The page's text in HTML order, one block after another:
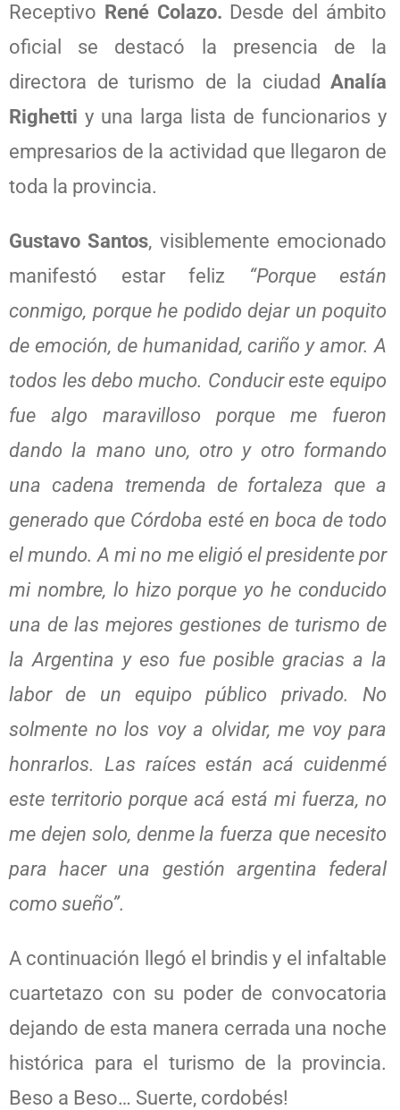
Receptivo René Colazo. Desde del ámbito
oficial se destacó la presencia de la
directora de turismo de la ciudad Analía
Righetti y una larga lista de funcionarios y
empresarios de la actividad que llegaron de
toda la provincia.
Gustavo Santos, visiblemente emocionado
manifestó estar feliz “Porque están
conmigo, porque he podido dejar un poquito
de emoción, de humanidad, cariño y amor. A
todos les debo mucho. Conducir este equipo
fue algo maravilloso porque me fueron
dando la mano uno, otro y otro formando
una cadena tremenda de fortaleza que a
generado que Córdoba esté en boca de todo
el mundo. A mi no me eligió el presidente por
mi nombre, lo hizo porque yo he conducido
una de las mejores gestiones de turismo de
la Argentina y eso fue posible gracias a la
labor de un equipo público privado. No
solmente no los voy a olvidar, me voy para
honrarlos. Las raíces están acá cuidenmé
este territorio porque acá está mi fuerza, no
me dejen solo, denme la fuerza que necesito
para hacer una gestión argentina federal
como sueño”.
A continuación llegó el brindis y el infaltable
cuartetazo con su poder de convocatoria
dejando de esta manera cerrada una noche
histórica para el turismo de la provincia.
Beso a Beso… Suerte, cordobés!